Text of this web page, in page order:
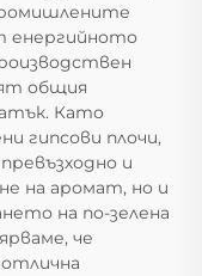
енергийното
общия
Като
гипсови плочи,
и
на аромат, но и
на по-зелена
че